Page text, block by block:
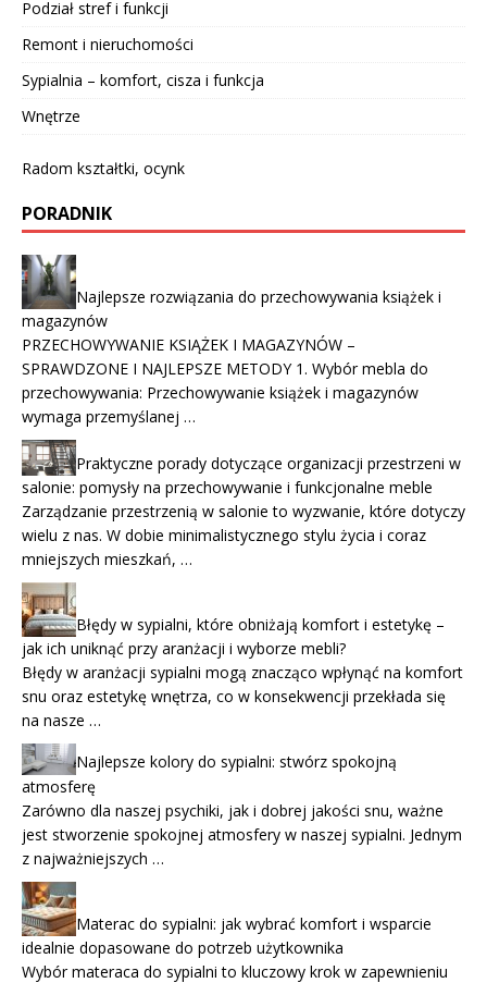
Podział stref i funkcji
Remont i nieruchomości
Sypialnia – komfort, cisza i funkcja
Wnętrze
Radom kształtki, ocynk
PORADNIK
Najlepsze rozwiązania do przechowywania książek i
magazynów
PRZECHOWYWANIE KSIĄŻEK I MAGAZYNÓW –
SPRAWDZONE I NAJLEPSZE METODY 1. Wybór mebla do
przechowywania: Przechowywanie książek i magazynów
wymaga przemyślanej …
Praktyczne porady dotyczące organizacji przestrzeni w
salonie: pomysły na przechowywanie i funkcjonalne meble
Zarządzanie przestrzenią w salonie to wyzwanie, które dotyczy
wielu z nas. W dobie minimalistycznego stylu życia i coraz
mniejszych mieszkań, …
Błędy w sypialni, które obniżają komfort i estetykę –
jak ich uniknąć przy aranżacji i wyborze mebli?
Błędy w aranżacji sypialni mogą znacząco wpłynąć na komfort
snu oraz estetykę wnętrza, co w konsekwencji przekłada się
na nasze …
Najlepsze kolory do sypialni: stwórz spokojną
atmosferę
Zarówno dla naszej psychiki, jak i dobrej jakości snu, ważne
jest stworzenie spokojnej atmosfery w naszej sypialni. Jednym
z najważniejszych …
Materac do sypialni: jak wybrać komfort i wsparcie
idealnie dopasowane do potrzeb użytkownika
Wybór materaca do sypialni to kluczowy krok w zapewnieniu